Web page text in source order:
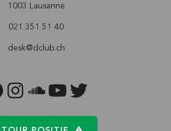
1003 Lausanne
021 351 51 40
desk@dclub.ch
INSTAGRAM
SOUNDCLOUD
YOUTUBETWITTER